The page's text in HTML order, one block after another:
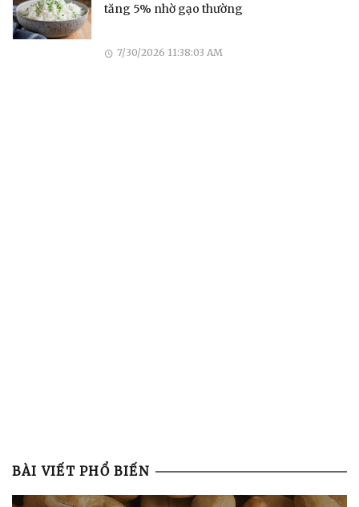
tăng 5% nhờ gạo thường
7/30/2026 11:38:03 AM
BÀI VIẾT PHỔ BIẾN